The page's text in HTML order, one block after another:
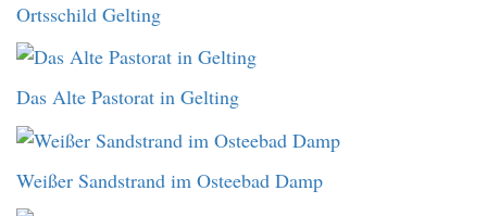
Ortsschild Gelting
Das Alte Pastorat in Gelting
Weißer Sandstrand im Osteebad Damp